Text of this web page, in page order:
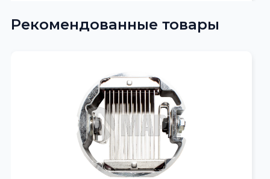
Рекомендованные товары